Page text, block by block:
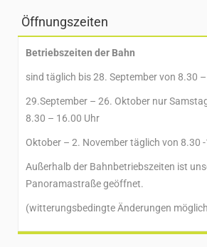
Öffnungszeiten
Betriebszeiten der Bahn
sind täglich bis 28. September von 8.30
29.September – 26. Oktober nur
8.30 – 16.00 Uhr
Oktober – 2. November täglich von 8.30
Außerhalb der Bahnbetriebszeiten ist
Panoramastraße geöffnet.
(witterungsbedingte Änderungen